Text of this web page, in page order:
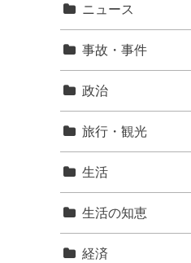
ニュース
事故・事件
政治
旅行・観光
生活
生活の知恵
経済